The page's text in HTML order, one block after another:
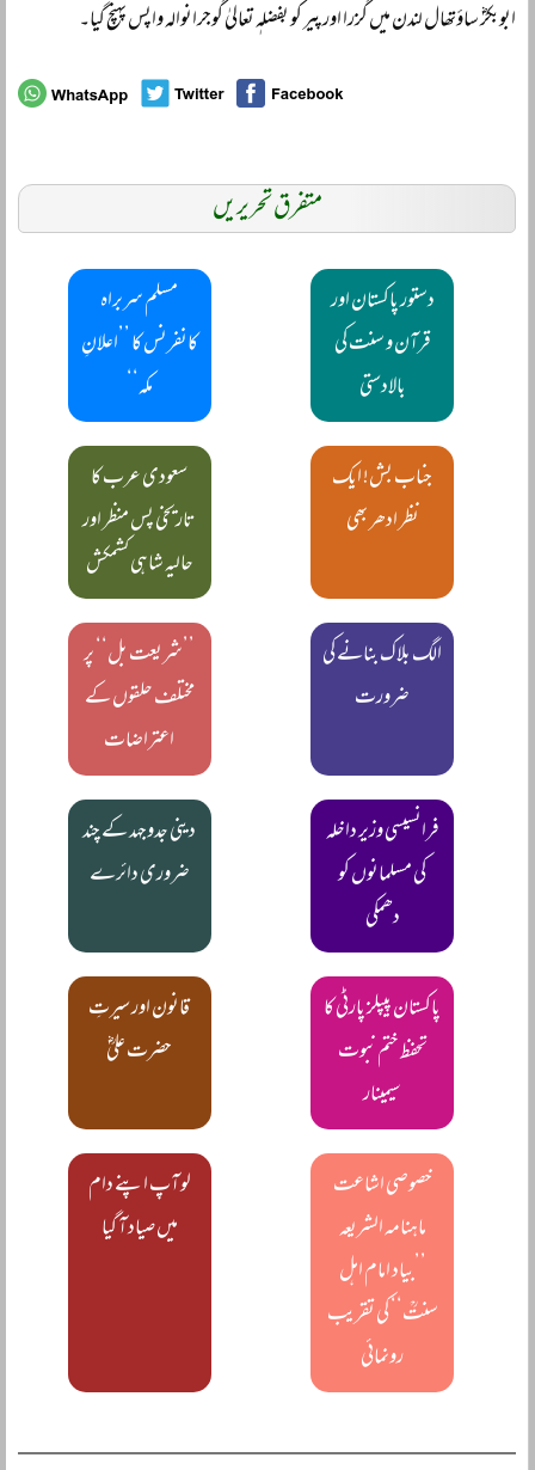
ابوبکرؓ ساؤتھال لندن میں گزرا اور پیر کو بفضلہٖ تعالیٰ گوجرانوالہ واپس پہنچ گیا۔
متفرق تحریریں
دستور پاکستان اور
قرآن و سنت کی
بالادستی
مسلم سربراہ
کانفرنس کا ’’اعلانِ
مکہ‘‘
جناب بش! ایک
نظر ادھر بھی
سعودی عرب کا
تاریخی پس منظر اور
حالیہ شاہی کشمکش
الگ بلاک بنانے کی
ضرورت
’’شریعت بل‘‘ پر
مختلف حلقوں کے
اعتراضات
فرانسیسی وزیر داخلہ
کی مسلمانوں کو
دھمکی
دینی جدوجہد کے چند
ضروری دائرے
پاکستان پیپلز پارٹی کا
تحفظ ختم نبوت
سیمینار
قانون اور سیرتِ
حضرت علیؓ
خصوصی اشاعت
ماہنامہ الشریعہ
’’بیاد امام اہل
سنتؒ‘‘ کی تقریب
رونمائی
لو آپ اپنے دام
میں صیاد آ گیا